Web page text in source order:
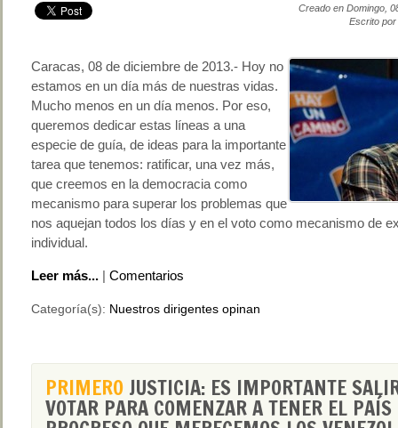
Creado en Domingo,
Escrito por
Caracas, 08 de diciembre de 2013.- Hoy no
estamos en un día más de nuestras vidas.
Mucho menos en un día menos. Por eso,
queremos dedicar estas líneas a una
especie de guía, de ideas para la importante
tarea que tenemos: ratificar, una vez más,
que creemos en la democracia como
mecanismo para superar los problemas que
nos aquejan todos los días y en el voto como mecanismo de
individual.
Leer más... | Comentarios
Categoría(s): Nuestros dirigentes opinan
PRIMERO JUSTICIA: ES IMPORTANTE
VOTAR PARA COMENZAR A TENER EL PAÍS